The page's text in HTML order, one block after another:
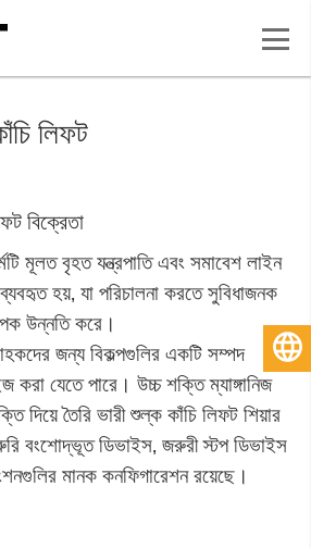
লিফট
বিক্রেতা
মূলত বৃহত যন্ত্রপাতি এবং সমাবেশ লাইন
হয়, যা পরিচালনা করতে সুবিধাজনক
উন্নতি করে।
জন্য বিকল্পগুলির একটি সম্পদ
করা যেতে পারে। উচ্চ শক্তি ম্যাঙ্গানিজ
দিয়ে তৈরি ভারী শুল্ক কাঁচি লিফট শিয়ার
বংশোদ্ভূত ডিভাইস, জরুরী স্টপ ডিভাইস
মানক কনফিগারেশন রয়েছে।
বাংলা